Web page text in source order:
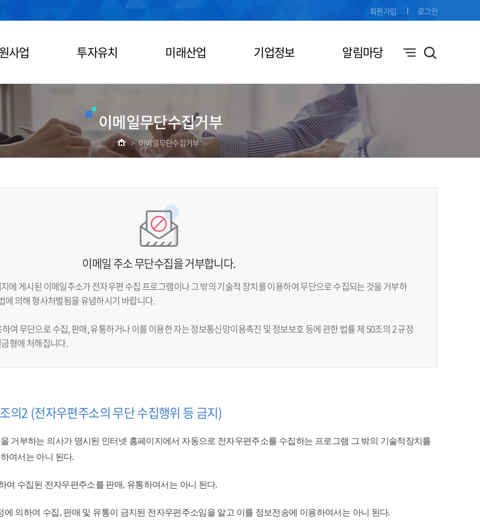
사업 투자유치 미래산업 기업정보 알림마당
회원가입 로그인
이메일무단수집거부
> 이메일무단수집거부
이메일 주소 무단수집을 거부합니다.
에 게시된 이메일주소가 전자우편 수집 프로그램이나 그 밖의 기술적 장치를 이용하여 무단으로 수집되는 것을 거부하
에 의해 형사처벌됨을 유념하시기 바랍니다.
여 무단으로 수집, 판매, 유통하거나 이를 이용한 자는 정보통신망이용촉진 및 정보보호 등에 관한 법률 제 50조의 2 규정
형에 처해집니다.
의2 (전자우편주소의 무단 수집행위 등 금지)
거부하는 의사가 명시된 인터넷 홈페이지에서 자동으로 전자우편주소를 수집하는 프로그램 그 밖의 기술적장치를
여서는 아니 된다.
여 수집된 전자우편주소를 판매, 유통하여서는 아니 된다.​
에 의하여 수집, 판매 및 유통이 금지된 전자우편주소임을 알고 이를 정보전송에 이용하여서는 아니 된다.